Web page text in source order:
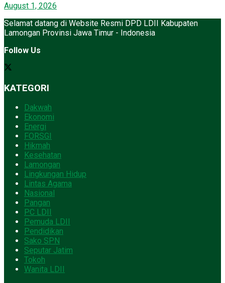
August 1, 2026
Selamat datang di Website Resmi DPD LDII Kabupaten
Lamongan Provinsi Jawa Timur - Indonesia
Follow Us
KATEGORI
Dakwah
Ekonomi
Energi
FORSGI
Hikmah
Kesehatan
Lamongan
Lingkungan Hidup
Lintas Agama
Nasional
Pangan
PC LDII
Pemuda LDII
Pendidikan
Sako SPN
Seputar Jatim
Tokoh
Wanita LDII